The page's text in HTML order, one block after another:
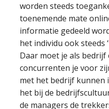
worden steeds
toenemende mate
informatie gedeeld
het individu ook steeds
Daar moet je als
concurrenten je voor
met het bedrijf kunnen
het bij de
de managers de